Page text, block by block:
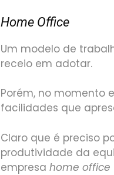
Home Office
Um modelo de
receio em adotar.
Porém, no momento
facilidades que
Claro que é preciso
produtividade da
empresahome office